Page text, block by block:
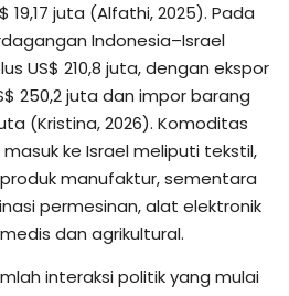
19,17 juta (Alfathi, 2025). Pada
Indonesia–Israel
US$ 210,8 juta, dengan ekspor
250,2 juta dan impor barang
(Kristina, 2026). Komoditas
ke Israel meliputi tekstil,
manufaktur, sementara
permesinan, alat elektronik
dan agrikultural.
interaksi politik yang mulai